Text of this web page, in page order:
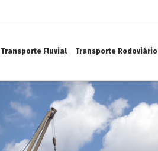
Transporte Fluvial Transporte Rodoviário